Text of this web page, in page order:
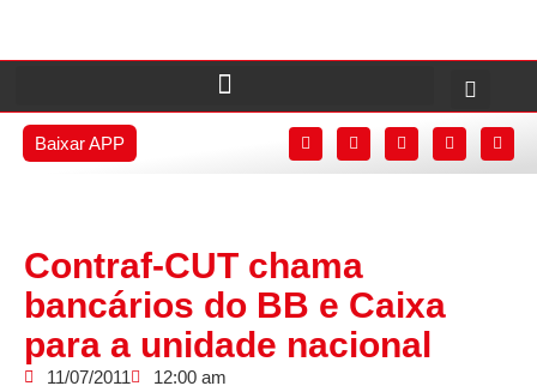
Baixar APP
Contraf-CUT chama
bancários do BB e Caixa
para a unidade nacional
11/07/2011
12:00 am